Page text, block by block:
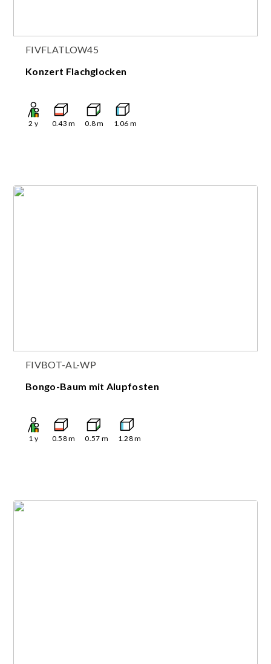
FIVFLATLOW45
Konzert Flachglocken
2 y 0.43 m 0.8m 1.06 m
FIVBOT-AL-WP
Bongo-Baum mit Alupfosten
1 y 0.58m 0.57 m 1.28m